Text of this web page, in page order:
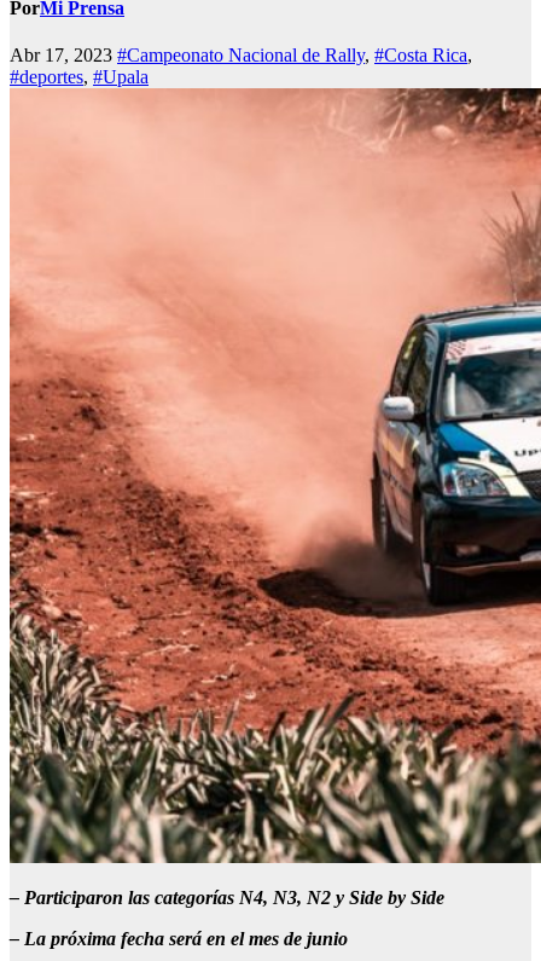
PorMi Prensa
Abr 17, 2023 #Campeonato Nacional de Rally, #Costa Rica,
#deportes, #Upala
– Participaron las categorías N4, N3, N2 y Side by Side
– La próxima fecha será en el mes de junio